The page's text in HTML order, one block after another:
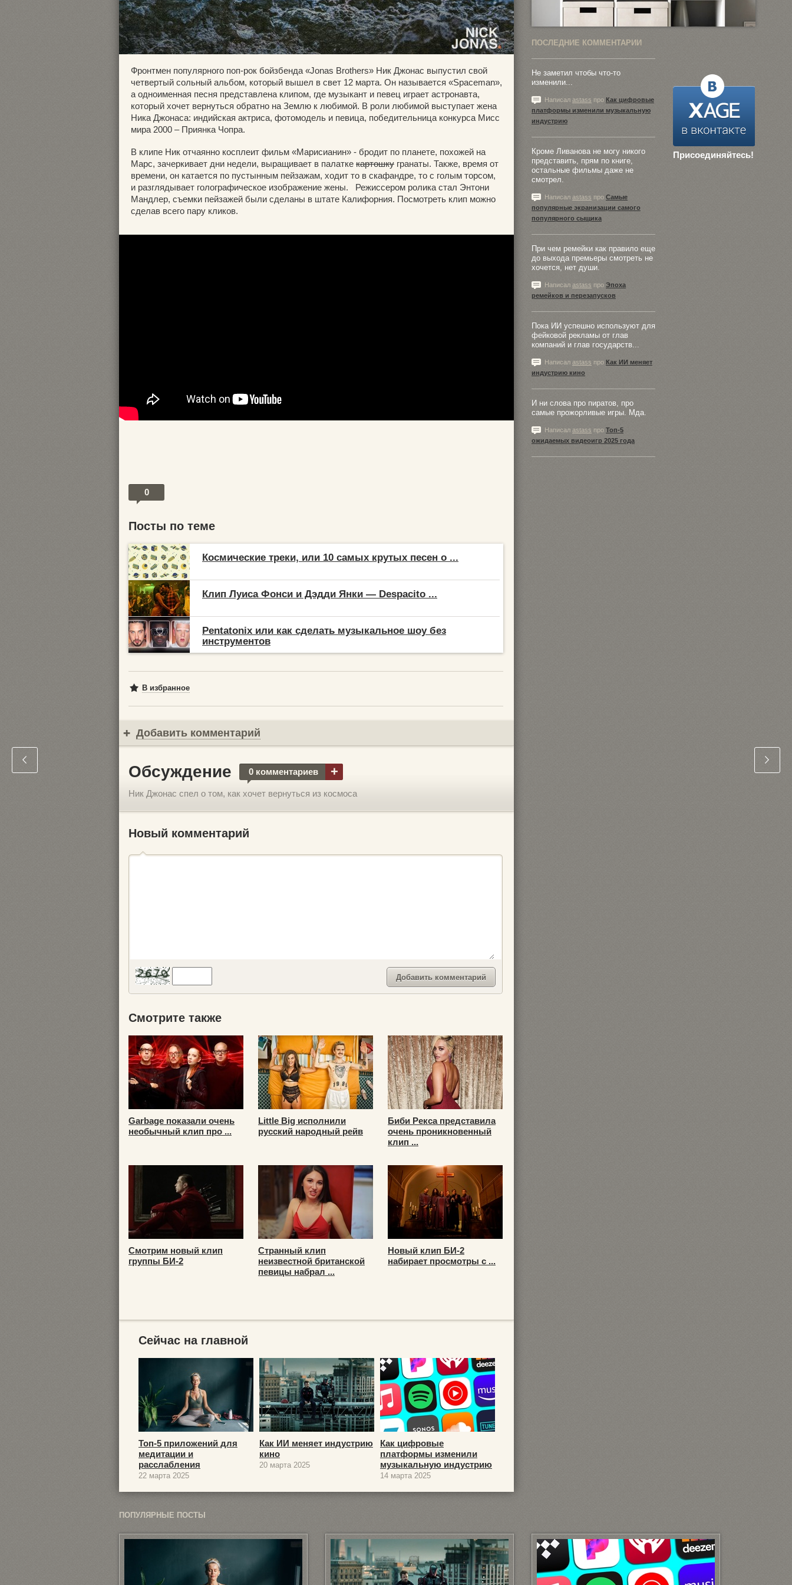
Фронтмен популярного поп-рок бойзбенда «Jonas Brothers» Ник Джонас выпустил свой
четвертый сольный альбом, который вышел в свет 12 марта. Он называется «Spaceman»,
а одноименная песня представлена клипом, где музыкант и певец играет астронавта,
который хочет вернуться обратно на Землю к любимой. В роли любимой выступает жена
Ника Джонаса: индийская актриса, фотомодель и певица, победительница конкурса Мисс
мира 2000 – Приянка Чопра.
В клипе Ник отчаянно косплеит фильм «Марисианин» - бродит по планете, похожей на
Марс, зачеркивает дни недели, выращивает в палатке картошку гранаты. Также, время от
времени, он катается по пустынным пейзажам, ходит то в скафандре, то с голым торсом,
и разглядывает голографическое изображение жены. Режиссером ролика стал Энтони
Мандлер, съемки пейзажей были сделаны в штате Калифорния. Посмотреть клип можно
сделав всего пару кликов.
0
Посты по теме
Космические треки, или 10 самых крутых песен о ...
Клип Луиса Фонси и Дэдди Янки — Despacito ...
Pentatonix или как сделать музыкальное шоу без
инструментов
В избранное
Добавить комментарий
Обсуждение 0 комментариев +
Ник Джонас спел о том, как хочет вернуться из космоса
Новый комментарий
Смотрите также
Garbage показали очень
необычный клип про ...
Little Big исполнили
русский народный рейв
Биби Рекса представила
очень проникновенный
клип ...
Смотрим новый клип
группы БИ-2
Странный клип
неизвестной британской
певицы набрал ...
Новый клип БИ-2
набирает просмотры с ...
Сейчас на главной
Топ-5 приложений для
медитации и
расслабления
22 марта 2025
Как ИИ меняет индустрию
кино
20 марта 2025
Как цифровые
платформы изменили
музыкальную индустрию
14 марта 2025
ПОСЛЕДНИЕ КОММЕНТАРИИ
Присоединяйтесь!
Не заметил чтобы что-то
изменили...
Написал astass про Как цифровые
платформы изменили музыкальную
индустрию
Кроме Ливанова не могу никого
представить, прям по книге,
остальные фильмы даже не
смотрел.
Написал astass про Самые
популярные экранизации самого
популярного сыщика
При чем ремейки как правило еще
до выхода премьеры смотреть не
хочется, нет души.
Написал astass про Эпоха
ремейков и перезапусков
Пока ИИ успешно используют для
фейковой рекламы от глав
компаний и глав государств...
Написал astass про Как ИИ меняет
индустрию кино
И ни слова про пиратов, про
самые прожорливые игры. Мда.
Написал astass про Топ-5
ожидаемых видеоигр 2025 года
ПОПУЛЯРНЫЕ ПОСТЫ